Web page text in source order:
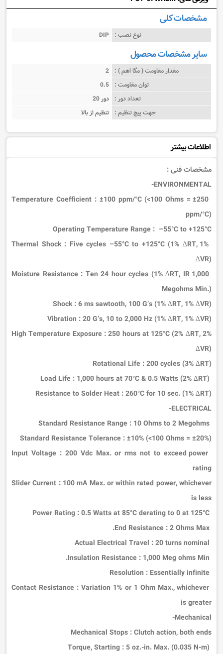
مشخصات کلی
نوع نصب : DIP
سایر مشخصات محصول
مقدار مقاومت ( مگا اهم ) : 2
توان مقاومت : 0.5
تعداد دور : 20 دور
جهت پیچ تنظیم : تنظیم از بالا
اطلاعات بیشتر
مشخصات فنی :
ENVIRONMENTAL-
:±100 ppm/°C (<100 Ohms = ±250
ppm/°C)
Operating Temperature Range : –55°C to +125°C
Thermal Shock
: Five cycles –55°C to +125°C (1% ∆RT, 1%
∆VR)
Moisture Resistance
: Ten 24 hour cycles (1% ∆RT, IR 1,000
Megohms Min.)
Shock:6 ms sawtooth, 100 G’s (1% ∆RT, 1% ∆VR)
Vibration :20 G’s, 10 to 2,000 Hz (1% ∆RT, 1% ∆VR)
High Temperature Exposure :250 hours at 125°C (2% ∆RT, 2%
∆VR)
Rotational Life :200 cycles (3% ∆RT)
: 1,000 hours at 70°C & 0.5 Watts (2% ∆RT)
Resistance to Solder Heat :260°C for 10 sec. (1% ∆RT)
ELECTRICAL-
: 10 Ohms to 2 Megohms
Standard Resistance Tolerance :±10% (<100 Ohms = ±20%)
:200 Vdc Max. or rms not to exceed power
rating
Slider Current :100 mA Max. or within rated power, whichever
is less
:0.5 Watts at 85°C derating to 0 at 125°C
:2 Ohms Max.
:20 turns nominal
: 1,000 Meg ohms Min.
: Essentially infinite
Contact Resistance
: Variation 1% or 1 Ohm Max., whichever
is greater
Mechanical-
Mechanical Stops :Clutch action, both ends
:5 oz.-in. Max. (0.035 N-m)